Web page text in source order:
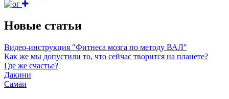
Новые статьи
Видео-инструкция "Фитнеса мозга по методу ВАЛ"
Как же мы допустили то, что сейчас творится на планете?
Где же счастье?
Дакини
Самаи